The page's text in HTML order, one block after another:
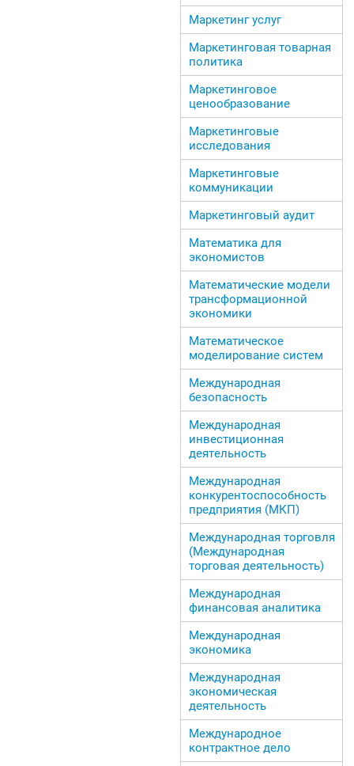
Маркетинг услуг
Маркетинговая товарная
политика
Маркетинговое
ценообразование
Маркетинговые
исследования
Маркетинговые
коммуникации
Маркетинговый аудит
Математика для
экономистов
Математические модели
трансформационной
экономики
Математическое
моделирование систем
Международная
безопасность
Международная
инвестиционная
деятельность
Международная
конкурентоспособность
предприятия (МКП)
Международная торговля
(Международная
торговая деятельность)
Международная
финансовая аналитика
Международная
экономика
Международная
экономическая
деятельность
Международное
контрактное дело